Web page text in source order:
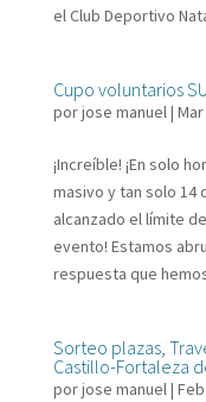
el Club Deportivo
Cupo voluntarios
porjose manuel|
¡Increíble! ¡En solo
masivo y tan solo 14
alcanzado el límite
evento! Estamos
respuesta que
Sorteo plazas,
Castillo-Fortaleza
porjose manuel|